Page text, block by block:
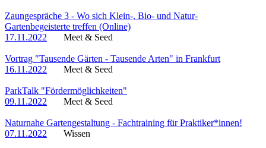
Zaungespräche 3 - Wo sich Klein-, Bio- und Natur-
Gartenbegeisterte treffen (Online)
17.11.2022
Meet & Seed
Vortrag "Tausende Gärten - Tausende Arten" in Frankfurt
16.11.2022
Meet & Seed
ParkTalk "Fördermöglichkeiten"
09.11.2022
Meet & Seed
Naturnahe Gartengestaltung - Fachtraining für Praktiker*innen!
07.11.2022
Wissen